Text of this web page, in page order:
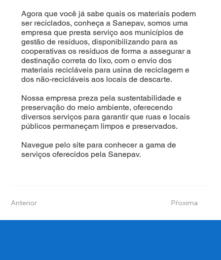
Agora que você já sabe quais os materiais podem
ser reciclados, conheça a Sanepav, somos uma
empresa que presta serviço aos municípios de
gestão de resíduos, disponibilizando para as
cooperativas os resíduos de forma a assegurar a
destinação correta do lixo, com o envio dos
materiais recicláveis para usina de reciclagem e
dos não-recicláveis aos locais de descarte.
Nossa empresa preza pela sustentabilidade e
preservação do meio ambiente, oferecendo
diversos serviços para garantir que ruas e locais
públicos permaneçam limpos e preservados.
Navegue pelo site para conhecer a gama de
serviços oferecidos pela Sanepav.
Anterior Pŕoxima